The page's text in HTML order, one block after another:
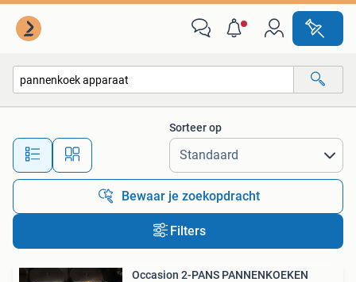
Alle afstanden…
Sorteer op
Bewaar je zoekopdracht
Filters
Occasion 2-PANS PANNENKOEKEN